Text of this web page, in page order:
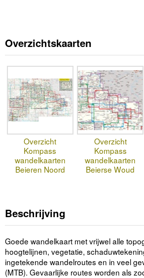
Overzichtskaarten
Overzicht
Kompass
wandelkaarten
Beieren Noord
Overzicht
Kompass
wandelkaarten
Beierse Woud
Beschrijving
Goede wandelkaart met vrijwel alle
hoogtelijnen, vegetatie,
ingetekende wandelroutes en in veel
(MTB). Gevaarlijke routes worden als